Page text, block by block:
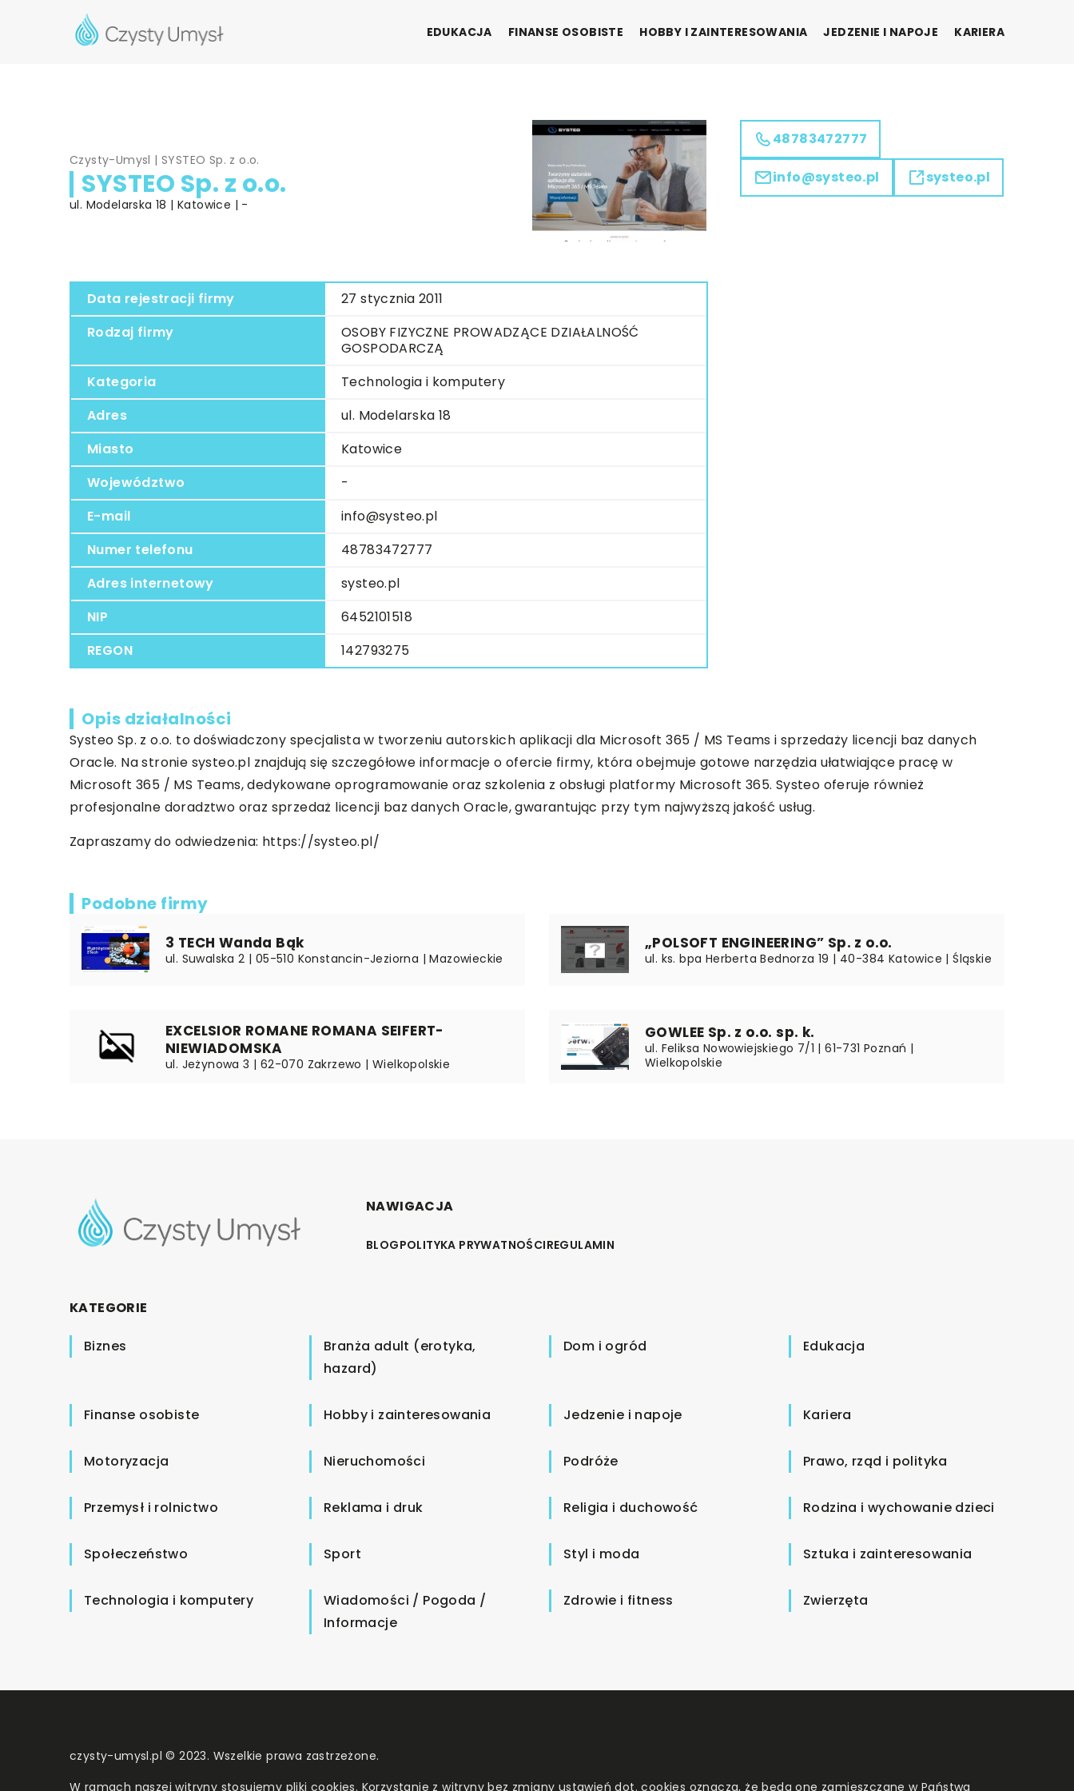
EDUKACJA FINANSE OSOBISTE HOBBY I ZAINTERESOWANIA JEDZENIE I NAPOJE KARIERA
Czysty-Umysl |SYSTEO Sp. z o.o.
SYSTEO Sp. z o.o.
ul. Modelarska 18 | Katowice | -
Data rejestracji firmy
27 stycznia 2011
Rodzaj firmy
OSOBY FIZYCZNE PROWADZĄCE DZIAŁALNOŚĆ
GOSPODARCZĄ
Kategoria
Technologia i komputery
Adres
ul. Modelarska 18
Miasto
Katowice
Województwo
-
E-mail
info@systeo.pl
Numer telefonu
48783472777
Adres internetowy
systeo.pl
NIP
6452101518
REGON
142793275
48783472777
info@systeo.pl systeo.pl
Opis działalności
Systeo Sp. z o.o. to doświadczony specjalista w tworzeniu autorskich aplikacji dla Microsoft 365 / MS Teams i sprzedaży licencji baz danych
Oracle. Na stronie systeo.pl znajdują się szczegółowe informacje o ofercie firmy, która obejmuje gotowe narzędzia ułatwiające pracę w
Microsoft 365 / MS Teams, dedykowane oprogramowanie oraz szkolenia z obsługi platformy Microsoft 365. Systeo oferuje również
profesjonalne doradztwo oraz sprzedaż licencji baz danych Oracle, gwarantując przy tym najwyższą jakość usług.
Zapraszamy do odwiedzenia: https://systeo.pl/
Podobne firmy
3 TECH Wanda Bąk
ul. Suwalska 2 | 05-510 Konstancin-Jeziorna | Mazowieckie
„POLSOFT ENGINEERING” Sp. z o.o.
ul. ks. bpa Herberta Bednorza 19 | 40-384 Katowice | Śląskie
EXCELSIOR ROMANE ROMANA SEIFERT-
NIEWIADOMSKA
ul. Jeżynowa 3 | 62-070 Zakrzewo | Wielkopolskie
GOWLEE Sp. z o.o. sp. k.
ul. Feliksa Nowowiejskiego 7/1 | 61-731 Poznań |
Wielkopolskie
NAWIGACJA
BLOGPOLITYKA PRYWATNOŚCIREGULAMIN
KATEGORIE
Biznes
Branża adult (erotyka,
hazard)
Dom i ogród Edukacja
Finanse osobiste Hobby i zainteresowania Jedzenie i napoje Kariera
Motoryzacja Nieruchomości Podróże Prawo, rząd i polityka
Przemysł i rolnictwo Reklama i druk Religia i duchowość Rodzina i wychowanie dzieci
Społeczeństwo Sport Styl i moda Sztuka i zainteresowania
Technologia i komputery
Wiadomości / Pogoda /
Informacje
Zdrowie i fitness Zwierzęta
czysty-umysl.pl © 2023. Wszelkie prawa zastrzeżone.
W ramach naszej witryny stosujemy pliki cookies. Korzystanie z witryny bez zmiany ustawień dot. cookies oznacza, że będą one zamieszczane w Państwa